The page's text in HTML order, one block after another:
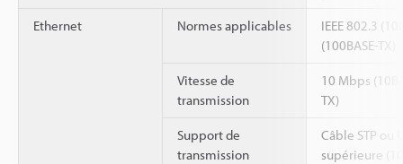
Ethernet Normes applicables
IEEE 802.3
(100BASE-TX)
Vitesse de
transmission
10 Mbps
TX)
Support de
transmission
Câble STP ou
supérieure